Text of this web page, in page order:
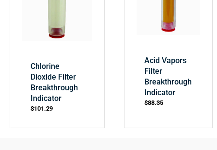
Chlorine
Dioxide Filter
Breakthrough
Indicator
$101.29
Acid Vapors
Filter
Breakthrough
Indicator
$88.35